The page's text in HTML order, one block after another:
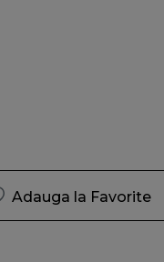
Adauga la Favorite